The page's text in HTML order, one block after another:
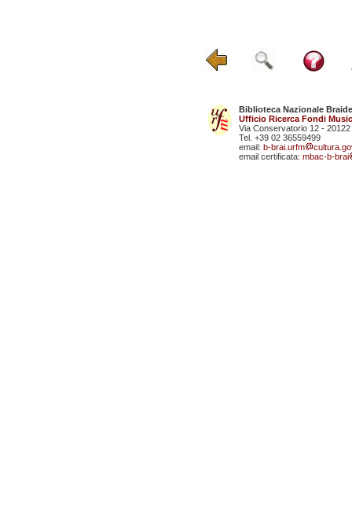
Biblioteca Nazionale
Ufficio Ricerca Fondi
Via Conservatorio 12 - 20122
Tel. +39 02 36559499
email: b-brai.urfm
email certificata: mbac-b-brai